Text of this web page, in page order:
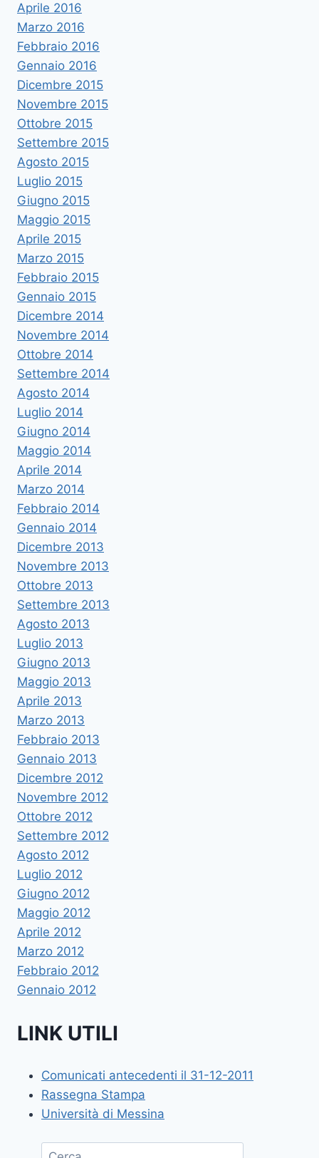
Aprile 2016
Marzo 2016
Febbraio 2016
Gennaio 2016
Dicembre 2015
Novembre 2015
Ottobre 2015
Settembre 2015
Agosto 2015
Luglio 2015
Giugno 2015
Maggio 2015
Aprile 2015
Marzo 2015
Febbraio 2015
Gennaio 2015
Dicembre 2014
Novembre 2014
Ottobre 2014
Settembre 2014
Agosto 2014
Luglio 2014
Giugno 2014
Maggio 2014
Aprile 2014
Marzo 2014
Febbraio 2014
Gennaio 2014
Dicembre 2013
Novembre 2013
Ottobre 2013
Settembre 2013
Agosto 2013
Luglio 2013
Giugno 2013
Maggio 2013
Aprile 2013
Marzo 2013
Febbraio 2013
Gennaio 2013
Dicembre 2012
Novembre 2012
Ottobre 2012
Settembre 2012
Agosto 2012
Luglio 2012
Giugno 2012
Maggio 2012
Aprile 2012
Marzo 2012
Febbraio 2012
Gennaio 2012
LINK UTILI
Comunicati antecedenti il 31-12-2011
Rassegna Stampa
Università di Messina